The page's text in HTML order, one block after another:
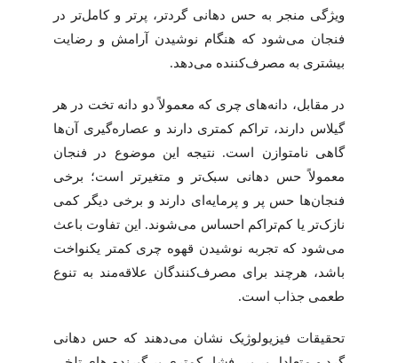
ویژگی منجر به حس دهانی گردتر، پرتر و کامل‌تر در
فنجان می‌شود که هنگام نوشیدن آرامش و رضایت
بیشتری به مصرف‌کننده می‌دهد.
در مقابل، دانه‌های چری که معمولاً دو دانه تخت در هر
گیلاس دارند، تراکم کمتری دارند و عصاره‌گیری آن‌ها
گاهی نامتوازن است. نتیجه این موضوع در فنجان
معمولاً حس دهانی سبک‌تر و متغیرتر است؛ برخی
فنجان‌ها حس پر و پرمایه‌ای دارند و برخی دیگر کمی
نازک‌تر یا کم‌تراکم احساس می‌شوند. این تفاوت باعث
می‌شود که تجربه نوشیدن قهوه چری کمتر یکنواخت
باشد، هرچند برای مصرف‌کنندگان علاقه‌مند به تنوع
طعمی جذاب است.
تحقیقات فیزیولوژیک نشان می‌دهند که حس دهانی